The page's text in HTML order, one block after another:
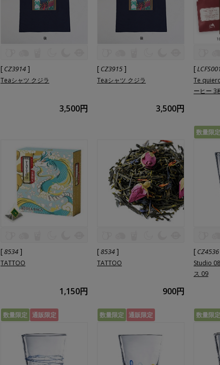
[ CZ3914 ]
Teaシャツ クジラ
3,500円
[ CZ3915 ]
Teaシャツ クジラ
3,500円
[
Te
ーヒー 3
[8534 ]
TATTOO
1,150円
[8534 ]
TATTOO
900円
数量限定
[ CZ4536
Studio
ス 09
数量限定 通販限定 数量限定 通販限定 数量限定